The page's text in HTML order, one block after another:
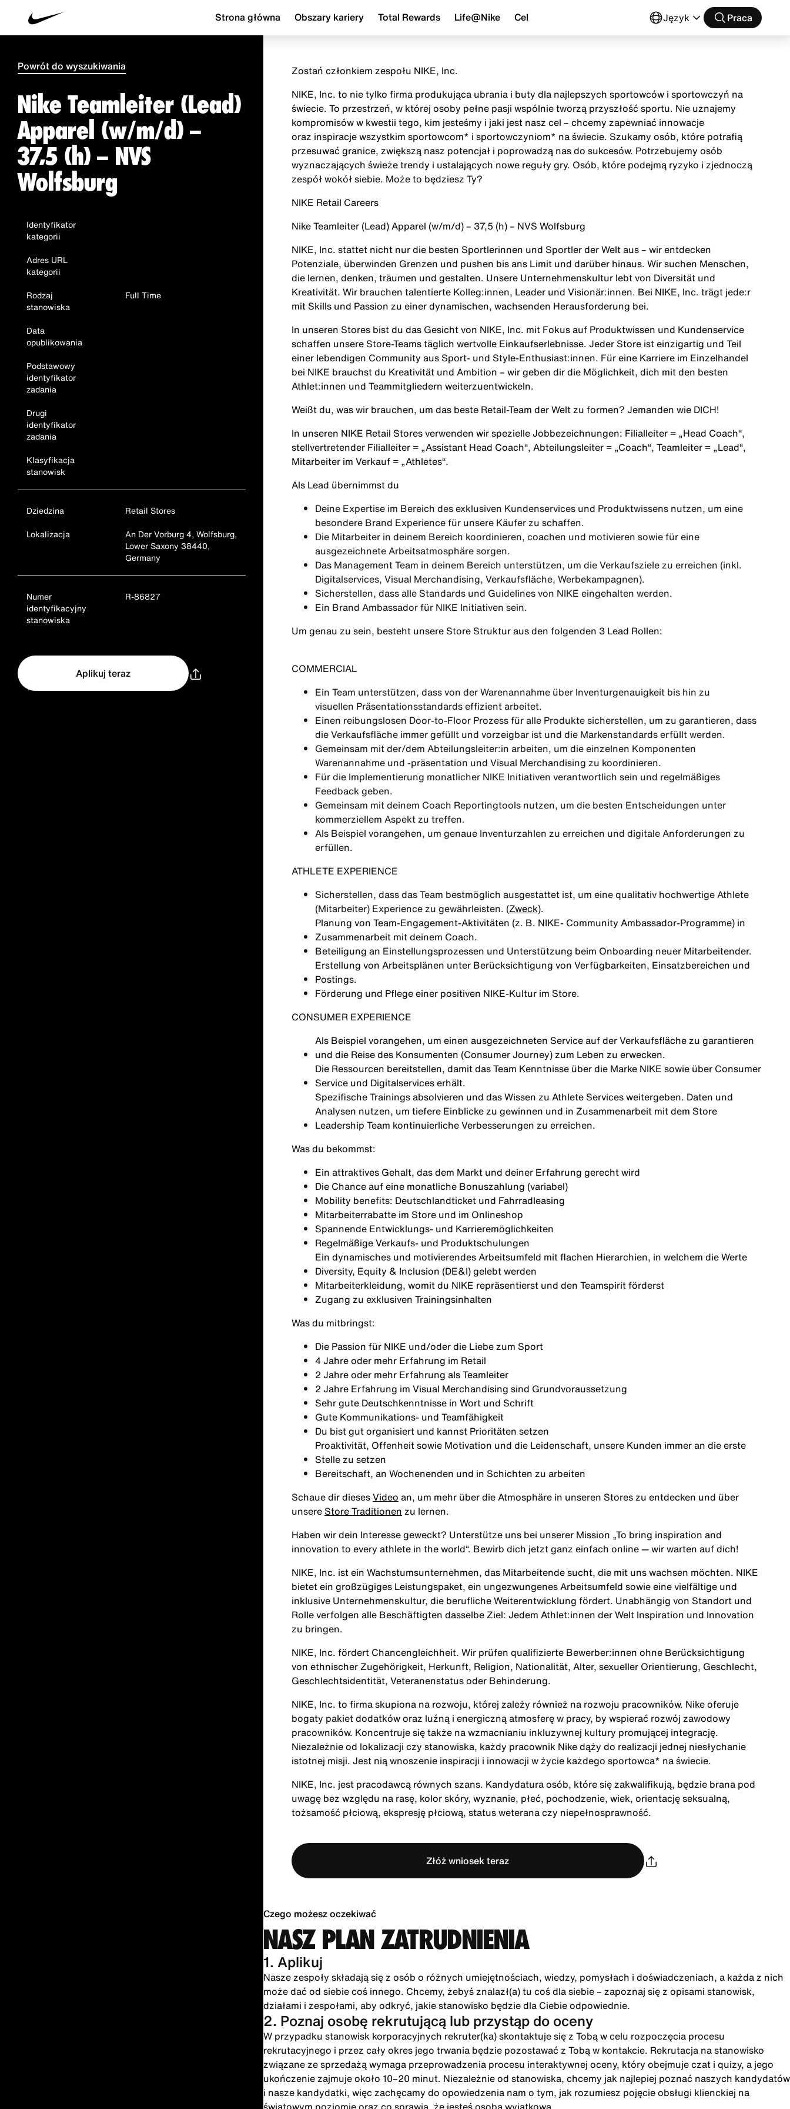
Strona główna Obszary kariery Total Rewards Life@Nike Cel Język Praca
Powrót do wyszukiwania
Nike Teamleiter (Lead)
Apparel (w/m/d) –
37,5 (h) – NVS
Wolfsburg
Identyfikator
kategorii
Adres URL
kategorii
Rodzaj
stanowiska
Full Time
Data
opublikowania
Podstawowy
identyfikator
zadania
Drugi
identyfikator
zadania
Klasyfikacja
stanowisk
Dziedzina
Retail Stores
Lokalizacja
An Der Vorburg 4, Wolfsburg,
Lower Saxony 38440,
Germany
Numer
identyfikacyjny
stanowiska
R-86827
Aplikuj teraz
Zostań członkiem zespołu NIKE, Inc.
NIKE, Inc. to nie tylko firma produkująca ubrania i buty dla najlepszych sportowców i sportowczyń na
świecie. To przestrzeń, w której osoby pełne pasji wspólnie tworzą przyszłość sportu. Nie uznajemy
kompromisów w kwestii tego, kim jesteśmy i jaki jest nasz cel – chcemy zapewniać innowacje
oraz inspiracje wszystkim sportowcom* i sportowczyniom* na świecie. Szukamy osób, które potrafią
przesuwać granice, zwiększą nasz potencjał i poprowadzą nas do sukcesów. Potrzebujemy osób
wyznaczających świeże trendy i ustalających nowe reguły gry. Osób, które podejmą ryzyko i zjednoczą
zespół wokół siebie. Może to będziesz Ty?
NIKE Retail Careers
Nike Teamleiter (Lead) Apparel (w/m/d) – 37,5 (h) – NVS Wolfsburg
NIKE, Inc. stattet nicht nur die besten Sportlerinnen und Sportler der Welt aus – wir entdecken
Potenziale, überwinden Grenzen und pushen bis ans Limit und darüber hinaus. Wir suchen Menschen,
die lernen, denken, träumen und gestalten. Unsere Unternehmenskultur lebt von Diversität und
Kreativität. Wir brauchen talentierte Kolleg:innen, Leader und Visionär:innen. Bei NIKE, Inc. trägt jede:r
mit Skills und Passion zu einer dynamischen, wachsenden Herausforderung bei.
In unseren Stores bist du das Gesicht von NIKE, Inc. mit Fokus auf Produktwissen und Kundenservice
schaffen unsere Store‑Teams täglich wertvolle Einkaufserlebnisse. Jeder Store ist einzigartig und Teil
einer lebendigen Community aus Sport‑ und Style‑Enthusiast:innen. Für eine Karriere im Einzelhandel
bei NIKE brauchst du Kreativität und Ambition – wir geben dir die Möglichkeit, dich mit den besten
Athlet:innen und Teammitgliedern weiterzuentwickeln.
Weißt du, was wir brauchen, um das beste Retail‑Team der Welt zu formen? Jemanden wieDICH!
In unseren NIKE Retail Stores verwenden wir spezielle Jobbezeichnungen: Filialleiter = „Head Coach“,
stellvertretender Filialleiter = „Assistant Head Coach“, Abteilungsleiter = „Coach“, Teamleiter = „Lead“,
Mitarbeiter im Verkauf = „Athletes“.
Als Lead übernimmst du
Deine Expertise im Bereich des exklusiven Kundenservices und Produktwissens nutzen, um eine
besondere Brand Experience für unsere Käufer zu schaffen.
Die Mitarbeiter in deinem Bereich koordinieren, coachen und motivieren sowie für eine
ausgezeichnete Arbeitsatmosphäre sorgen.
Das Management Team in deinem Bereich unterstützen, um die Verkaufsziele zu erreichen (inkl.
Digitalservices, Visual Merchandising, Verkaufsfläche, Werbekampagnen).
Sicherstellen, dass alle Standards und Guidelines von NIKE eingehalten werden.
Ein Brand Ambassador für NIKE Initiativen sein.
Um genau zu sein, besteht unsere Store Struktur aus den folgenden 3 Lead Rollen:
COMMERCIAL
Ein Team unterstützen, dass von der Warenannahme über Inventurgenauigkeit bis hin zu
visuellen Präsentationsstandards effizient arbeitet.
Einen reibungslosen Door-to-Floor Prozess für alle Produkte sicherstellen, um zu garantieren, dass
die Verkaufsfläche immer gefüllt und vorzeigbar ist und die Markenstandards erfüllt werden.
Gemeinsam mit der/dem Abteilungsleiter:in arbeiten, um die einzelnen Komponenten
Warenannahme und -präsentation und Visual Merchandising zu koordinieren.
Für die Implementierung monatlicher NIKE Initiativen verantwortlich sein und regelmäßiges
Feedback geben.
Gemeinsam mit deinem Coach Reportingtools nutzen, um die besten Entscheidungen unter
kommerziellem Aspekt zu treffen.
Als Beispiel vorangehen, um genaue Inventurzahlen zu erreichen und digitale Anforderungen zu
erfüllen.
ATHLETE EXPERIENCE
Sicherstellen, dass das Team bestmöglich ausgestattet ist, um eine qualitativ hochwertige Athlete
(Mitarbeiter) Experience zu gewährleisten. (Zweck).
Planung von Team‑Engagement‑Aktivitäten (z. B. NIKE- Community Ambassador‑Programme) in
Zusammenarbeit mit deinem Coach.
Beteiligung an Einstellungsprozessen und Unterstützung beim Onboarding neuer Mitarbeitender.
Erstellung von Arbeitsplänen unter Berücksichtigung von Verfügbarkeiten, Einsatzbereichen und
Postings.
Förderung und Pflege einer positiven NIKE‑Kultur im Store.
CONSUMER EXPERIENCE
Als Beispiel vorangehen, um einen ausgezeichneten Service auf der Verkaufsfläche zu garantieren
und die Reise des Konsumenten (Consumer Journey) zum Leben zu erwecken.
Die Ressourcen bereitstellen, damit das Team Kenntnisse über die Marke NIKE sowie über Consumer
Service und Digitalservices erhält.
Spezifische Trainings absolvieren und das Wissen zu Athlete Services weitergeben. Daten und
Analysen nutzen, um tiefere Einblicke zu gewinnen und in Zusammenarbeit mit dem Store
Leadership Team kontinuierliche Verbesserungen zu erreichen.
Was du bekommst:
Ein attraktives Gehalt, das dem Markt und deiner Erfahrung gerecht wird
Die Chance auf eine monatliche Bonuszahlung (variabel)
Mobility benefits: Deutschlandticket und Fahrradleasing
Mitarbeiterrabatte im Store und im Onlineshop
Spannende Entwicklungs- und Karrieremöglichkeiten
Regelmäßige Verkaufs- und Produktschulungen
Ein dynamisches und motivierendes Arbeitsumfeld mit flachen Hierarchien, in welchem die Werte
Diversity, Equity & Inclusion (DE&I) gelebt werden
Mitarbeiterkleidung, womit du NIKE repräsentierst und den Teamspirit förderst
Zugang zu exklusiven Trainingsinhalten
Was du mitbringst:
Die Passion für NIKE und/oder die Liebe zum Sport
4 Jahre oder mehr Erfahrung im Retail
2 Jahre oder mehr Erfahrung als Teamleiter
2 Jahre Erfahrung im Visual Merchandising sind Grundvoraussetzung
Sehr gute Deutschkenntnisse in Wort und Schrift
Gute Kommunikations- und Teamfähigkeit
Du bist gut organisiert und kannst Prioritäten setzen
Proaktivität, Offenheit sowie Motivation und die Leidenschaft, unsere Kunden immer an die erste
Stelle zu setzen
Bereitschaft, an Wochenenden und in Schichten zu arbeiten
Schaue dir diesesVideo an, um mehr über die Atmosphäre in unseren Stores zu entdecken und über
unsereStore Traditionen zu lernen.
Haben wir dein Interesse geweckt? Unterstütze uns bei unserer Mission „To bring inspiration and
innovation to every athlete in the world“. Bewirb dich jetzt ganz einfach online — wir warten auf dich!
NIKE, Inc. ist ein Wachstumsunternehmen, das Mitarbeitende sucht, die mit uns wachsen möchten. NIKE
bietet ein großzügiges Leistungspaket, ein ungezwungenes Arbeitsumfeld sowie eine vielfältige und
inklusive Unternehmenskultur, die berufliche Weiterentwicklung fördert. Unabhängig von Standort und
Rolle verfolgen alle Beschäftigten dasselbe Ziel: Jedem Athlet:innen der Welt Inspiration und Innovation
zu bringen.
NIKE, Inc. fördert Chancengleichheit. Wir prüfen qualifizierte Bewerber:innen ohne Berücksichtigung
von ethnischer Zugehörigkeit, Herkunft, Religion, Nationalität, Alter, sexueller Orientierung, Geschlecht,
Geschlechtsidentität, Veteranenstatus oder Behinderung.
NIKE, Inc. to firma skupiona na rozwoju, której zależy również na rozwoju pracowników. Nike oferuje
bogaty pakiet dodatków oraz luźną i energiczną atmosferę w pracy, by wspierać rozwój zawodowy
pracowników. Koncentruje się także na wzmacnianiu inkluzywnej kultury promującej integrację.
Niezależnie od lokalizacji czy stanowiska, każdy pracownik Nike dąży do realizacji jednej niesłychanie
istotnej misji. Jest nią wnoszenie inspiracji i innowacji w życie każdego sportowca* na świecie.
NIKE, Inc. jest pracodawcą równych szans. Kandydatura osób, które się zakwalifikują, będzie brana pod
uwagę bez względu na rasę, kolor skóry, wyznanie, płeć, pochodzenie, wiek, orientację seksualną,
tożsamość płciową, ekspresję płciową, status weterana czy niepełnosprawność.
Złóż wniosek teraz
Czego możesz oczekiwać
NASZ PLAN ZATRUDNIENIA
1. Aplikuj
Nasze zespoły składają się z osób o różnych umiejętnościach, wiedzy, pomysłach i doświadczeniach, a każda z nich
może dać od siebie coś innego. Chcemy, żebyś znalazł(a) tu coś dla siebie – zapoznaj się z opisami stanowisk,
działami i zespołami, aby odkryć, jakie stanowisko będzie dla Ciebie odpowiednie.
2. Poznaj osobę rekrutującą lub przystąp do oceny
W przypadku stanowisk korporacyjnych rekruter(ka) skontaktuje się z Tobą w celu rozpoczęcia procesu
rekrutacyjnego i przez cały okres jego trwania będzie pozostawać z Tobą w kontakcie. Rekrutacja na stanowisko
związane ze sprzedażą wymaga przeprowadzenia procesu interaktywnej oceny, który obejmuje czat i quizy, a jego
ukończenie zajmuje około 10–20 minut. Niezależnie od stanowiska, chcemy jak najlepiej poznać naszych kandydatów
i nasze kandydatki, więc zachęcamy do opowiedzenia nam o tym, jak rozumiesz pojęcie obsługi klienckiej na